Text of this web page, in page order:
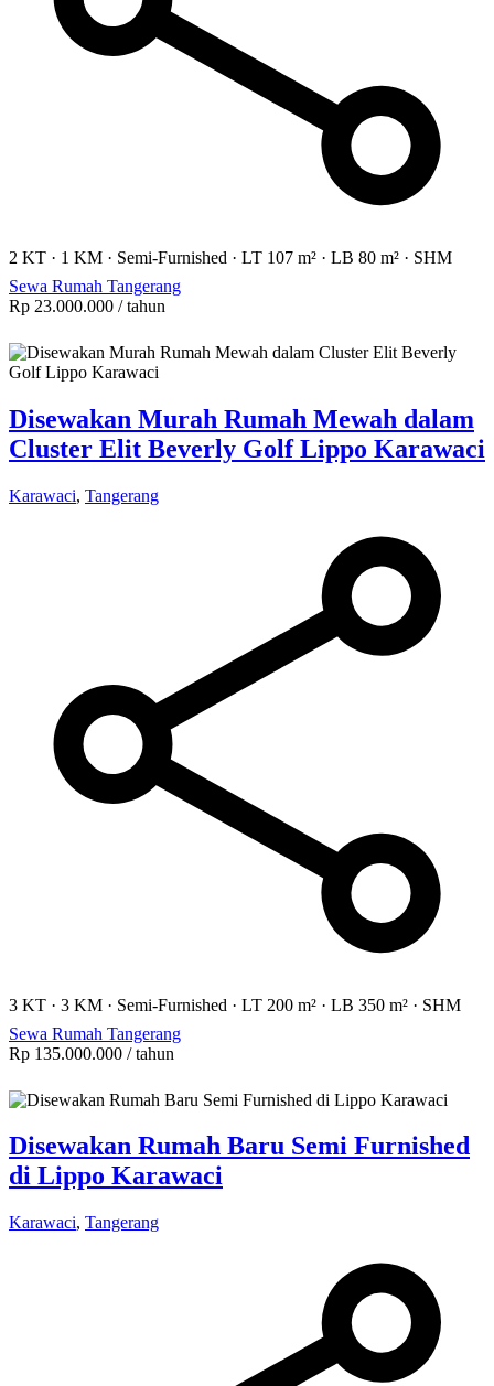
2 KT · 1 KM · Semi-Furnished · LT 107 m² · LB 80 m² · SHM
Sewa Rumah Tangerang
Rp 23.000.000 / tahun
Disewakan Murah Rumah Mewah dalam
Cluster Elit Beverly Golf Lippo Karawaci
Karawaci, Tangerang
3 KT · 3 KM · Semi-Furnished · LT 200 m² · LB 350 m² · SHM
Sewa Rumah Tangerang
Rp 135.000.000 / tahun
Disewakan Rumah Baru Semi Furnished
di Lippo Karawaci
Karawaci, Tangerang